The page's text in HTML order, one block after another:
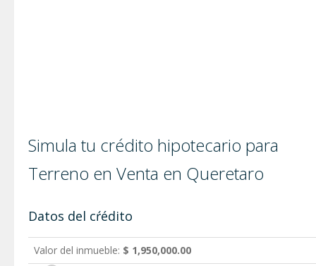
Simula tu crédito hipotecario para
Terreno en Venta en Queretaro
Datos del cŕédito
Valor del inmueble: $ 1,950,000.00